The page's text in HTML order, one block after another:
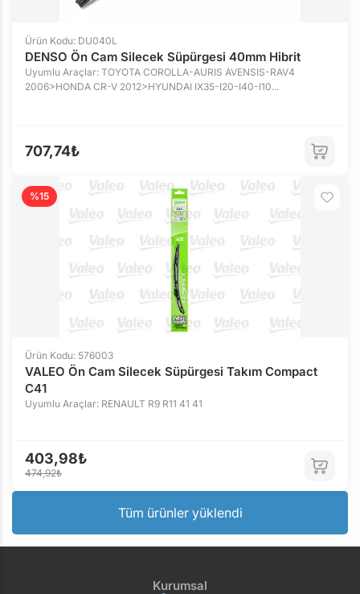
Ürün Kodu: DU040L
DENSO Ön Cam Silecek Süpürgesi 40mm Hibrit
Uyumlu Araçlar: TOYOTA COROLLA-AURIS AVENSIS-RAV4
2006>HONDA CR-V 2012>HYUNDAI IX35-I20-I40-I10...
707,74₺
%15
Ürün Kodu: 576003
VALEO Ön Cam Silecek Süpürgesi Takım Compact
C41
Uyumlu Araçlar: RENAULT R9 R11 41 41
403,98₺
474,92₺
Tüm ürünler yüklendi
Kurumsal